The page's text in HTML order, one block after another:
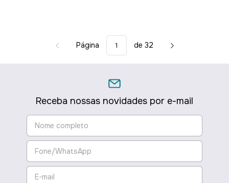
Página de 32
Receba nossas novidades por e-mail